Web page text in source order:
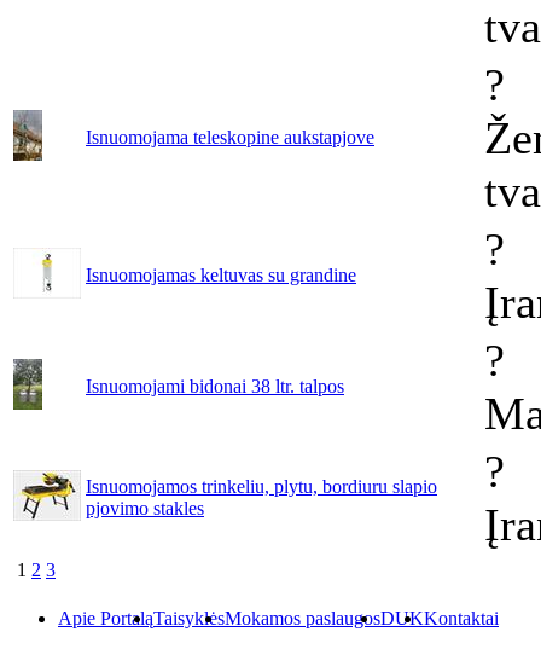
Isnuomojama teleskopine aukstapjove
?
Isnuomojamas keltuvas su grandine
?
Isnuomojami bidonai 38 ltr. talpos
?
Isnuomojamos trinkeliu, plytu, bordiuru slapio
pjovimo stakles
?
1 2 3
Apie PortaląTaisyklėsMokamos paslaugosDUKKontaktai